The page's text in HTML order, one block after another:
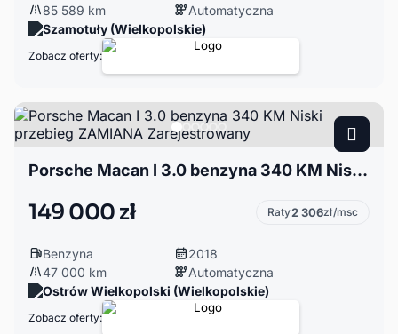
85 589 km
Automatyczna
Szamotuły (Wielkopolskie)
Zobacz oferty:
Porsche Macan I 3.0 benzyna 340 KM Niski przebieg ZAMIANA Zarejestrowany
149 000 zł Raty2 306zł/msc
Benzyna
2018
47 000 km
Automatyczna
Ostrów Wielkopolski (Wielkopolskie)
Zobacz oferty: